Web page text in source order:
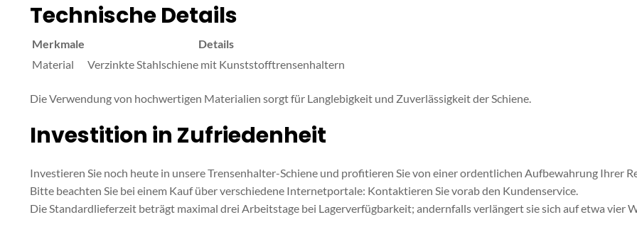
Technische Details
Merkmale
Details
Material
Verzinkte Stahlschiene mit Kunststofftrensenhaltern
Die Verwendung von hochwertigen Materialien sorgt für Langlebigkeit und Zuverlässigkeit der Schiene.
Investition in Zufriedenheit
Investieren Sie noch heute in unsere Trensenhalter-Schiene und profitieren Sie von einer ordentlichen Aufbewahrung Ihrer
Bitte beachten Sie bei einem Kauf über verschiedene Internetportale: Kontaktieren Sie vorab den Kundenservice.
Die Standardlieferzeit beträgt maximal drei Arbeitstage bei Lagerverfügbarkeit; andernfalls verlängert sie sich auf etwa vier